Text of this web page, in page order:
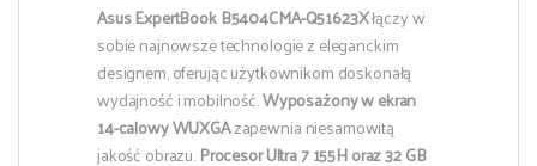
Asus ExpertBook B5404CMA-Q51623Xłączy w
sobie najnowsze technologie z eleganckim
designem, oferując użytkownikom doskonałą
wydajność i mobilność.Wyposażony w ekran
14-calowy WUXGAzapewnia niesamowitą
jakość obrazu. Procesor Ultra 7 155H oraz 32 GB